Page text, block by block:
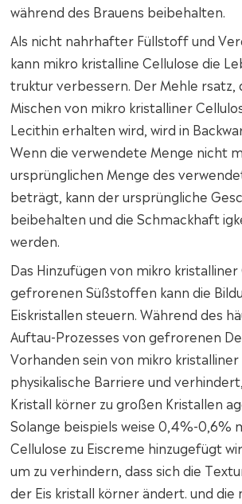
während des Brauens beibehalten.
Als nicht nahrhafter Füllstoff und
kann mikro kristalline Cellulose die
truktur verbessern. Der Mehle rsatz,
Mischen von mikro kristalliner
Lecithin erhalten wird, wird in
Wenn die verwendete Menge nicht
ursprünglichen Menge des
beträgt, kann der ursprüngliche
beibehalten und die Schmackhaft
werden.
Das Hinzufügen von mikro kristalliner
gefrorenen Süßstoffen kann die
Eiskristallen steuern. Während des
Auftau-Prozesses von gefrorenen
Vorhanden sein von mikro kristalliner
physikalische Barriere und
Kristall körner zu großen Kristallen
Solange beispiels weise 0,4%-0,6%
Cellulose zu Eiscreme hinzugefügt
um zu verhindern, dass sich die
der Eis kristall körner ändert. und die